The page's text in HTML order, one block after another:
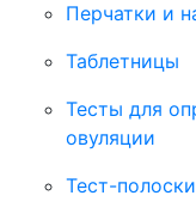
Перчатки и
Таблетницы
Тесты для
овуляции
Тест-полоски